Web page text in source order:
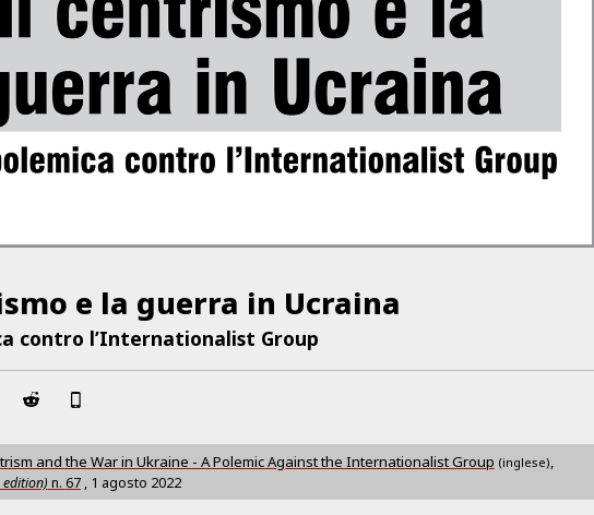
e la guerra in Ucraina
contro l’Internationalist Group
and the War in Ukraine - A Polemic Against the Internationalist Group (inglese),
edition) n. 67 , 1 agosto 2022